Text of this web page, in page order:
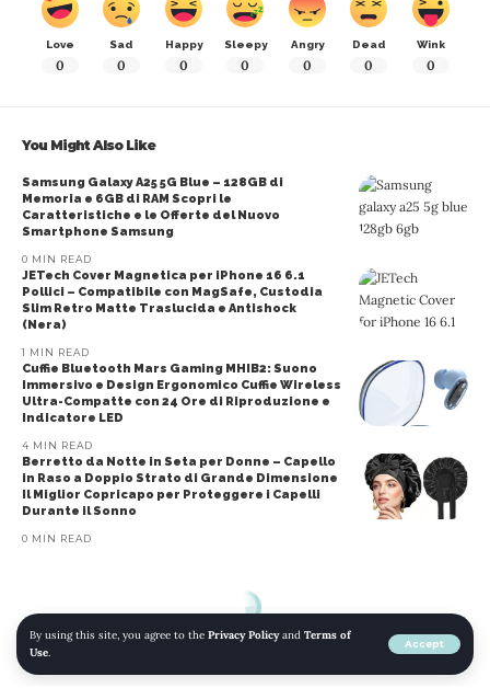
By using this site, you agree to the Privacy Policyand Terms of
Use.
Accept
Love
0
Sad
0
Happy
0
Sleepy
0
Angry
0
Dead
0
Wink
0
You Might Also Like
Samsung Galaxy A25 5G Blue – 128GB di
Memoria e 6GB di RAM Scopri le
Caratteristiche e le Offerte del Nuovo
Smartphone Samsung
0 MIN READ
JETech Cover Magnetica per iPhone 16 6.1
Pollici – Compatibile con MagSafe, Custodia
Slim Retro Matte Traslucida e Antishock
(Nera)
1 MIN READ
Cuffie Bluetooth Mars Gaming MHIB2: Suono
Immersivo e Design Ergonomico Cuffie Wireless
Ultra-Compatte con 24 Ore di Riproduzione e
Indicatore LED
4 MIN READ
Berretto da Notte in Seta per Donne – Capello
in Raso a Doppio Strato di Grande Dimensione
Il Miglior Copricapo per Proteggere i Capelli
Durante il Sonno
0 MIN READ